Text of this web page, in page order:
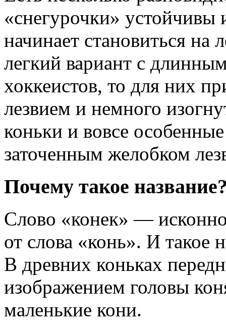
«снегурочки» устойчивы
начинает становиться на
легкий вариант с
хоккеистов, то для них
лезвием и немного
коньки и вовсе
заточенным желобком
Почему такое
Слово «конек» —
от слова «конь». И такое
В древних коньках
изображением головы
маленькие кони.